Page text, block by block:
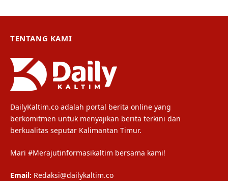
TENTANG KAMI
DailyKaltim.co adalah portal berita online yang
berkomitmen untuk menyajikan berita terkini dan
berkualitas seputar Kalimantan Timur.
Mari #Merajutinformasikaltim bersama kami!
Email: Redaksi@dailykaltim.co